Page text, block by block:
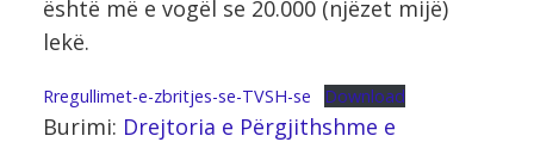
është më e vogël se 20.000 (njëzet mijë)
lekë.
Rregullimet-e-zbritjes-se-TVSH-se Download
Burimi: Drejtoria e Përgjithshme e